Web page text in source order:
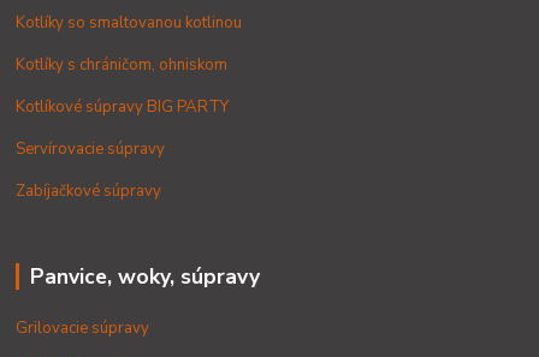
Kotlíky so smaltovanou kotlinou
Kotlíky s chráničom, ohniskom
Kotlíkové súpravy BIG PARTY
Servírovacie súpravy
Zabíjačkové súpravy
Panvice, woky, súpravy
Grilovacie súpravy